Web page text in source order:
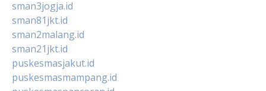
sman3jogja.id
sman81jkt.id
sman2malang.id
sman21jkt.id
puskesmasjakut.id
puskesmasmampang.id